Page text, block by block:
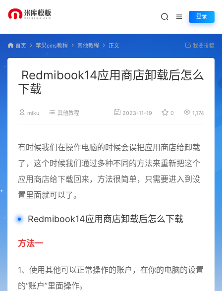
登录
首页 苹果cms教程 其他教程 正文 我要投稿
Redmibook14应用商店卸载后怎么
下载
miku 其他教程 2023-11-19 0 1,174
有时候我们在操作电脑的时候会误把应用商店给卸载
了，这个时候我们通过多种不同的方法来重新把这个
应用商店给下载回来，方法很简单，只需要进入到设
置里面就可以了。
Redmibook14应用商店卸载后怎么下载
方法一
1、使用其他可以正常操作的账户，在你的电脑的设置
的“账户”里面操作。